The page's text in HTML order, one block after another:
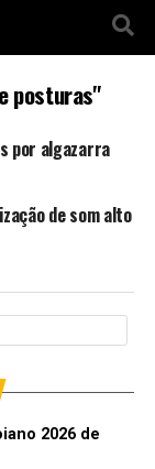
posturas"
por algazarra
de som alto
2026 de